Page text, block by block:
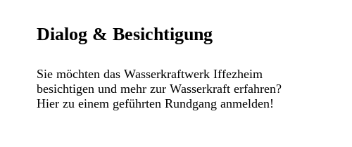
Dialog & Besichtigung
Sie möchten das Wasserkraftwerk Iffezheim
besichtigen und mehr zur Wasserkraft erfahren?
Hier zu einem geführten Rundgang anmelden!